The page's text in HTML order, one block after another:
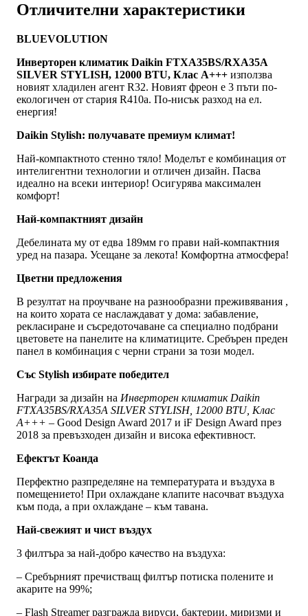
Отличителни характеристики
BLUEVOLUTION
Инверторен климатик Daikin FTXA35BS/RXA35A
SILVER STYLISH, 12000 BTU, Клас A+++ използва
новият хладилен агент R32. Новият фреон е 3 пъти по-
екологичен от стария R410a. По-нисък разход на ел.
енергия!
Daikin Stylish: получавате премиум климат!
Най-компактното стенно тяло! Моделът е комбинация от
интелигентни технологии и отличен дизайн. Пасва
идеално на всеки интериор! Осигурява максимален
комфорт!
Най-компактният дизайн
Дебелината му от едва 189мм го прави най-компактния
уред на пазара. Усещане за лекота! Комфортна атмосфера!
Цветни предложения
В резултат на проучване на разнообразни преживявания ,
на които хората се наслаждават у дома: забавление,
рекласиране и съсредоточаване са специално подбрани
цветовете на панелите на климатиците. Сребърен преден
панел в комбинация с черни страни за този модел.
Със Stylish избирате победител
Награди за дизайн на Инверторен климатик Daikin
FTXA35BS/RXA35A SILVER STYLISH, 12000 BTU, Клас
A+++ – Good Design Award 2017 и iF Design Award през
2018 за превъзходен дизайн и висока ефективност.
Ефектът Коанда
Перфектно разпределяне на температурата и въздуха в
помещението! При охлаждане клапите насочват въздуха
към пода, а при охлаждане – към тавана.
Най-свежият и чист въздух
3 филтъра за най-добро качество на въздуха:
– Сребърният пречистващ филтър потиска полените и
акарите на 99%;
– Flash Streamer разгражда вируси, бактерии, миризми и